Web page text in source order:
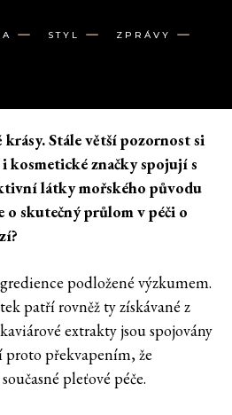
STYL ZPRÁVY
Stále větší pozornost si
značky spojují s
látky mořského původu
o skutečný průlom v péči o
podložené výzkumem.
patří rovněž ty získávané z
extrakty jsou spojovány
proto překvapením, že
pleťové péče.